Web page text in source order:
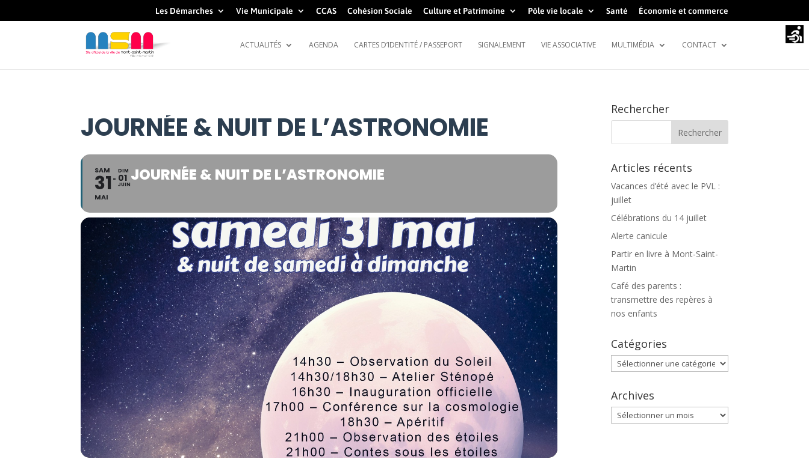
Les Démarches Vie Municipale CCAS Cohésion Sociale Culture et Patrimoine Pôle vie locale Santé Économie et commerce
ACTUALITÉS AGENDA CARTES D’IDENTITÉ / PASSEPORT SIGNALEMENT VIE ASSOCIATIVE MULTIMÉDIA CONTACT
JOURNÉE & NUIT DE L’ASTRONOMIE
SAM
31
MAI
DIM
01
JUIN
JOURNÉE & NUIT DE L’ASTRONOMIE
Rechercher
Articles récents
Vacances d’été avec le PVL :
juillet
Célébrations du 14 juillet
Alerte canicule
Partir en livre à Mont-Saint-
Martin
Café des parents :
transmettre des repères à
nos enfants
Catégories
Catégories
Archives
Archives